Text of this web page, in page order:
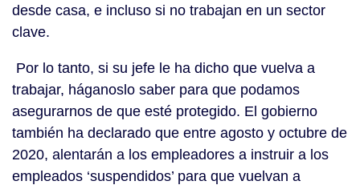
desde casa, e incluso si no trabajan en un sector
clave.
trabajar, háganoslo saber para que podamos
asegurarnos de que esté protegido. El gobierno
también ha declarado que entre agosto y octubre de
2020, alentarán a los empleadores a instruir a los
empleados ‘suspendidos’ para que vuelvan a